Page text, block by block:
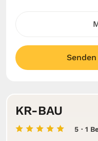
KR-BAU
5 · 1